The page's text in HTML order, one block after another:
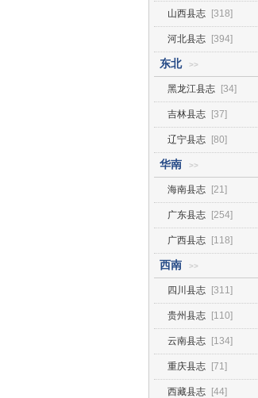
山西县志 [318]
河北县志 [394]
东北 >>
黑龙江县志 [34]
吉林县志 [37]
辽宁县志 [80]
华南 >>
海南县志 [21]
广东县志 [254]
广西县志 [118]
西南 >>
四川县志 [311]
贵州县志 [110]
云南县志 [134]
重庆县志 [71]
西藏县志 [44]